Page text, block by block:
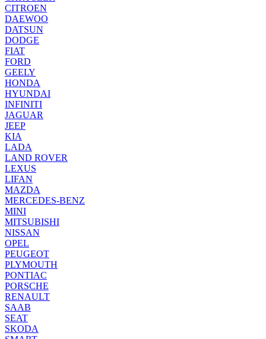
CITROEN
DAEWOO
DATSUN
DODGE
FIAT
FORD
GEELY
HONDA
HYUNDAI
INFINITI
JAGUAR
JEEP
KIA
LADA
LAND ROVER
LEXUS
LIFAN
MAZDA
MERCEDES-BENZ
MINI
MITSUBISHI
NISSAN
OPEL
PEUGEOT
PLYMOUTH
PONTIAC
PORSCHE
RENAULT
SAAB
SEAT
SKODA